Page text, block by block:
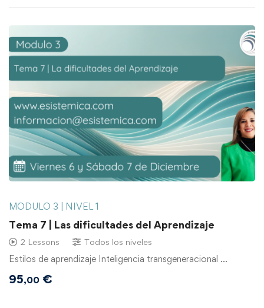
MODULO 3 | NIVEL 1
Tema 7 | Las dificultades del Aprendizaje
2 Lessons Todos los niveles
Estilos de aprendizaje Inteligencia transgeneracional …
95,00 €